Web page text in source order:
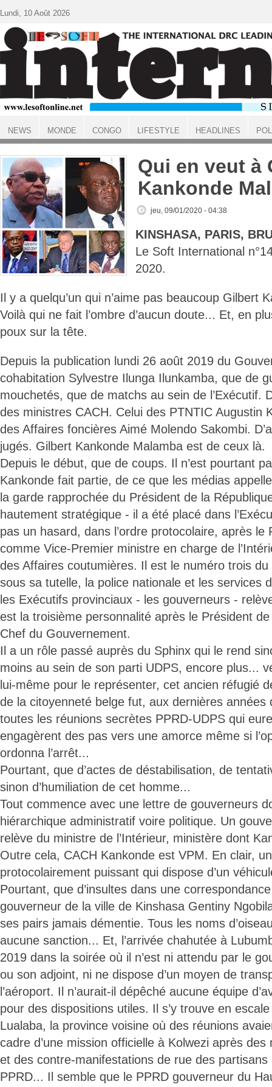
ACCUEIL
Qui en veut à
Kankonde
jeu, 09/01/2020 - 04:38
KINSHASA, PARIS,
Le Soft International
2020.
Il y a quelqu’un qui n’aime pas beaucoup Gilbert
Voilà qui ne fait l’ombre d’aucun doute... Et, en
poux sur la tête.
Depuis la publication lundi 26 août 2019 du
cohabitation Sylvestre Ilunga Ilunkamba, que de
mouchetés, que de matchs au sein de l’Exécutif.
des ministres CACH. Celui des PTNTIC Augustin
des Affaires foncières Aimé Molendo Sakombi.
jugés. Gilbert Kankonde Malamba est de ceux là.
Depuis le début, que de coups. Il n’est pourtant
Kankonde fait partie, de ce que les médias
la garde rapprochée du Président de la
hautement stratégique - il a été placé dans
pas un hasard, dans l’ordre protocolaire, après le
comme Vice-Premier ministre en charge de
des Affaires coutumières. Il est le numéro trois
sous sa tutelle, la police nationale et les services
les Exécutifs provinciaux - les gouverneurs -
est la troisième personnalité après le Président
Chef du Gouvernement.
Il a un rôle passé auprès du Sphinx qui le rend
moins au sein de son parti UDPS, encore plus...
lui-même pour le représenter, cet ancien réfugié
de la citoyenneté belge fut, aux dernières années
toutes les réunions secrètes PPRD-UDPS qui
engagèrent des pas vers une amorce même si
ordonna l’arrêt...
Pourtant, que d’actes de déstabilisation, de
sinon d’humiliation de cet homme...
Tout commence avec une lettre de gouverneurs
hiérarchique administratif voire politique. Un
relève du ministre de l’Intérieur, ministère dont
Outre cela, CACH Kankonde est VPM. En clair,
protocolairement puissant qui dispose d’un
Pourtant, que d’insultes dans une
gouverneur de la ville de Kinshasa Gentiny
ses pairs jamais démentie. Tous les noms
aucune sanction... Et, l’arrivée chahutée à
2019 dans la soirée où il n’est ni attendu par le
ou son adjoint, ni ne dispose d’un moyen de
l’aéroport. Il n’aurait-il dépêché aucune équipe
pour des dispositions utiles. Il s’y trouve en
Lualaba, la province voisine où des réunions
cadre d’une mission officielle à Kolwezi après
et des contre-manifestations de rue des partisans
PPRD... Il semble que le PPRD gouverneur du
Lundi, 10 Août 2026
NEWS MONDE CONGO LIFESTYLE HEADLINES